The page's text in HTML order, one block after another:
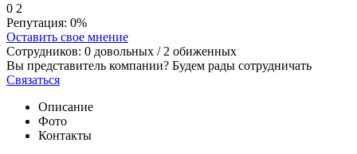
0 2
Репутация: 0%
Оставить свое мнение
Сотрудников: 0 довольных / 2 обиженных
Вы представитель компании? Будем рады сотрудничать
Связаться
Описание
Фото
Контакты